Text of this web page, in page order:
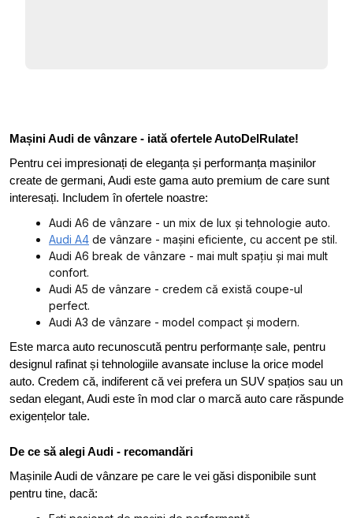
Mașini Audi de vânzare - iată ofertele AutoDelRulate!
Pentru cei impresionați de eleganța și performanța mașinilor
create de germani, Audi este gama auto premium de care sunt
interesați. Includem în ofertele noastre:
Audi A6 de vânzare - un mix de lux și tehnologie auto.
Audi A4 de vânzare - mașini eficiente, cu accent pe stil.
Audi A6 break de vânzare - mai mult spațiu și mai mult
confort.
Audi A5 de vânzare - credem că există coupe-ul
perfect.
Audi A3 de vânzare - model compact și modern.
Este marca auto recunoscută pentru performanțe sale, pentru
designul rafinat și tehnologiile avansate incluse la orice model
auto. Credem că, indiferent că vei prefera un SUV spațios sau un
sedan elegant, Audi este în mod clar o marcă auto care răspunde
exigențelor tale.
De ce să alegi Audi - recomandări
Mașinile Audi de vânzare pe care le vei găsi disponibile sunt
pentru tine, dacă: